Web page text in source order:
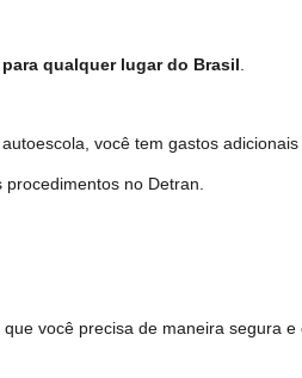
qualquer lugar do Brasil
você tem gastos
no Detran.
que você precisa de maneira segura